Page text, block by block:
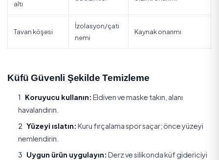
Banyo derz ve
Sürekli nem
Düzenli silme +
duvar
nem
ayırma
Mutfak tezgâh
altı
Su sızıntısı Sızıntı onarımı